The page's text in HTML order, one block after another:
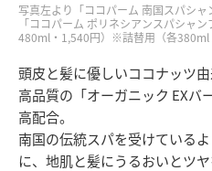
写真左より「ココパーム 南国スパシャ
「ココパーム ポリネシアンスパシャ
480ml・1,540円）※詰替用（各380ml
頭皮と髪に優しいココナッツ
高品質の「オーガニック EXバ
高配合。
南国の伝統スパを受けている
に、地肌と髪にうるおいとツヤ